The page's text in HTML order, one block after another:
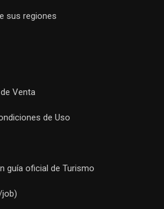
sus regiones
Venta
de Uso
guía oficial de Turismo